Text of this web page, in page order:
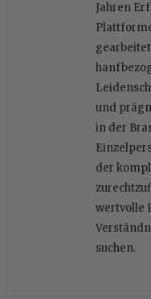
Jahren
und
in der
der
wertvolle
suchen.